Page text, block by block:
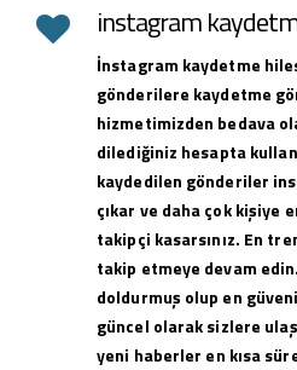
instagram
İnstagram kaydetme
gönderilere kaydetme
hizmetimizden bedava
dilediğiniz hesapta
kaydedilen gönderiler
çıkar ve daha çok kişiye
takipçi kasarsınız. En
takip etmeye devam
doldurmuş olup en
güncel olarak sizlere
yeni haberler en kısa